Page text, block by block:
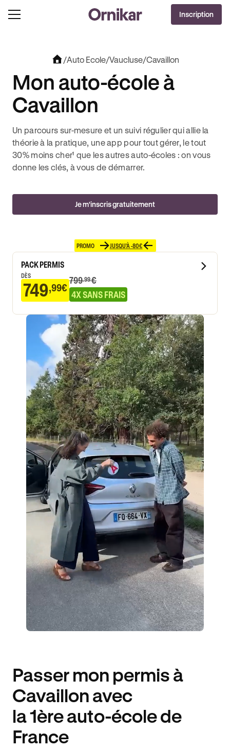
DERNIÈRES HEURES
JUSQU’À -100€ SUR VOTRE PERMIS + 3
J'EN PROFITE !
Inscription
/Auto Ecole/Vaucluse/Cavaillon
Mon auto-école à
Cavaillon
Un parcours sur-mesure et un suivi régulier qui allie la
théorie à la pratique, une app pour tout gérer, le tout
30% moins cher¹ que les autres auto-écoles : on vous
donne les clés, à vous de démarrer.
Je m'inscris gratuitement
PROMO JUSQU'À -80€
PACK PERMIS
DÈS
749,99€
799.99€
4X SANS FRAIS
Passer mon permis à
Cavaillon avec
la 1ère auto-école de
France